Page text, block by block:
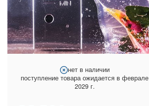
нет в наличии
поступление товара ожидается в феврале
2029 г.